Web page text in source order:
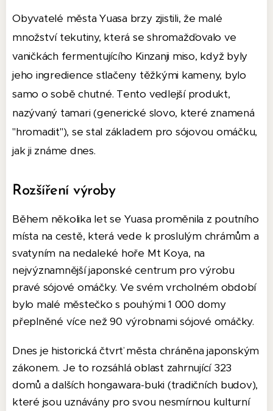
Obyvatelé města Yuasa brzy zjistili, že malé
množství tekutiny, která se shromažďovalo ve
vaničkách fermentujícího Kinzanji miso, když byly
jeho ingredience stlačeny těžkými kameny, bylo
samo o sobě chutné. Tento vedlejší produkt,
nazývaný tamari (generické slovo, které znamená
"hromadit"), se stal základem pro sójovou omáčku,
jak ji známe dnes.
Rozšíření výroby
Během několika let se Yuasa proměnila z poutního
místa na cestě, která vede k proslulým chrámům a
svatyním na nedaleké hoře Mt Koya, na
nejvýznamnější japonské centrum pro výrobu
pravé sójové omáčky. Ve svém vrcholném období
bylo malé městečko s pouhými 1 000 domy
přeplněné více než 90 výrobnami sójové omáčky.
Dnes je historická čtvrť města chráněna japonským
zákonem. Je to rozsáhlá oblast zahrnující 323
domů a dalších hongawara-buki (tradičních budov),
které jsou uznávány pro svou nesmírnou kulturní